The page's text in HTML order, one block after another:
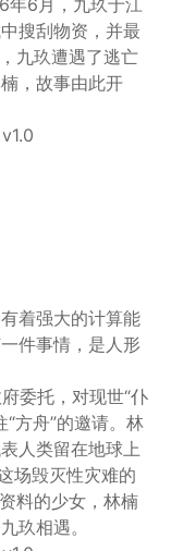
年6月，九玖于江
搜刮物资，并最
九玖遭遇了逃亡
，故事由此开
着强大的计算能
件事情，是人形
委托，对现世“仆
方舟”的邀请。林
人类留在地球上
场毁灭性灾难的
料的少女，林楠
玖相遇。